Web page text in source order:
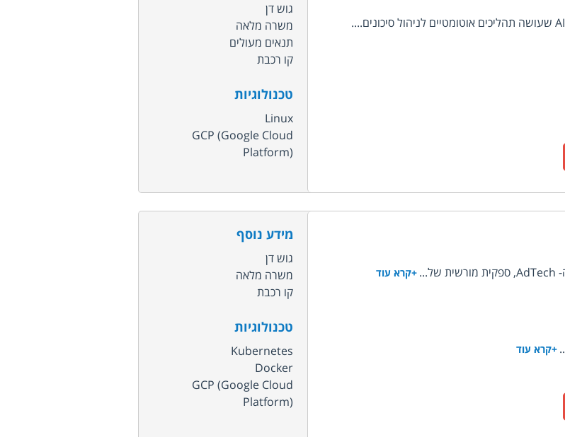
גוש דן
משרה מלאה
תנאים מעולים
קו רכבת
טכנולוגיות
Linux
GCP (Google Cloud
Platform)
+קרא עוד
+קרא עוד
מידע נוסף
גוש דן
משרה מלאה
קו רכבת
טכנולוגיות
Kubernetes
Docker
GCP (Google Cloud
Platform)